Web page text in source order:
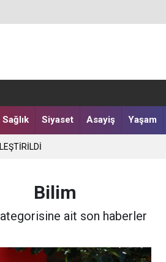
Sağlık Siyaset Asayiş Yaşam
Bilim
ait son haberler